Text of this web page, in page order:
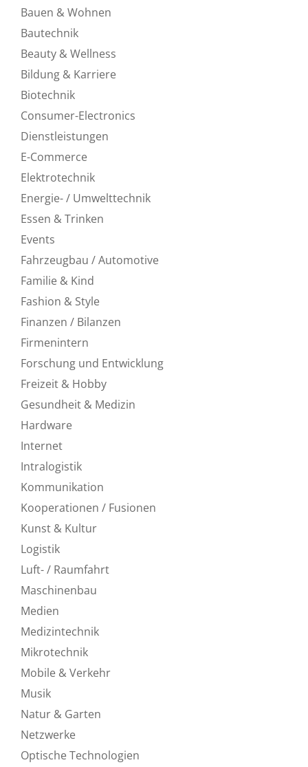
Bauen & Wohnen
Bautechnik
Beauty & Wellness
Bildung & Karriere
Biotechnik
Consumer-Electronics
Dienstleistungen
E-Commerce
Elektrotechnik
Energie- / Umwelttechnik
Essen & Trinken
Events
Fahrzeugbau / Automotive
Familie & Kind
Fashion & Style
Finanzen / Bilanzen
Firmenintern
Forschung und Entwicklung
Freizeit & Hobby
Gesundheit & Medizin
Hardware
Internet
Intralogistik
Kommunikation
Kooperationen / Fusionen
Kunst & Kultur
Logistik
Luft- / Raumfahrt
Maschinenbau
Medien
Medizintechnik
Mikrotechnik
Mobile & Verkehr
Musik
Natur & Garten
Netzwerke
Optische Technologien